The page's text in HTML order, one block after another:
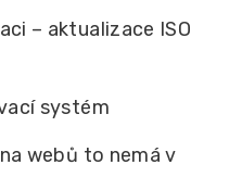
– aktualizace ISO
systém
webů to nemá v